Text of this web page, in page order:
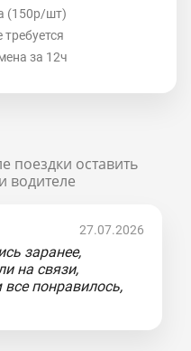
(150р/шт)
за 12ч
поездки оставить
водителе
27.07.2026
заранее,
на связи,
понравилось,